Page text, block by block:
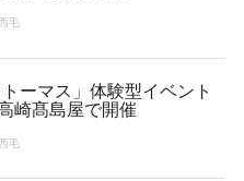
毛
トーマス」体験型イベント
崎髙島屋で開催
毛